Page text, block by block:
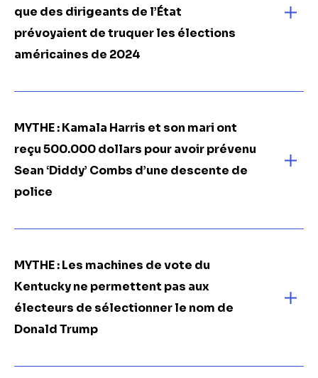
que des dirigeants de l’État
prévoyaient de truquer les élections
américaines de 2024
MYTHE : Kamala Harris et son mari ont
reçu 500.000 dollars pour avoir prévenu
Sean ‘Diddy’ Combs d’une descente de
police
MYTHE : Les machines de vote du
Kentucky ne permettent pas aux
électeurs de sélectionner le nom de
Donald Trump